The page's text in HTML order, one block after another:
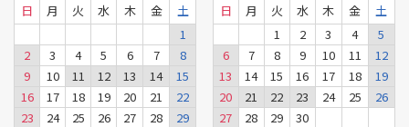
日 月 火 水 木 金
土
1
2
3 4 5 6 7
8
9
10 11 12 13 14
15
16
17 18 19 20 21
22
23
24 25 26 27 28
29
日 月 火 水 木 金
土
1
2 3 4
5
6
7 8 9 10 11
12
13
14 15 16 17 18
19
20
21 22 23 24 25
26
27
28 29 30